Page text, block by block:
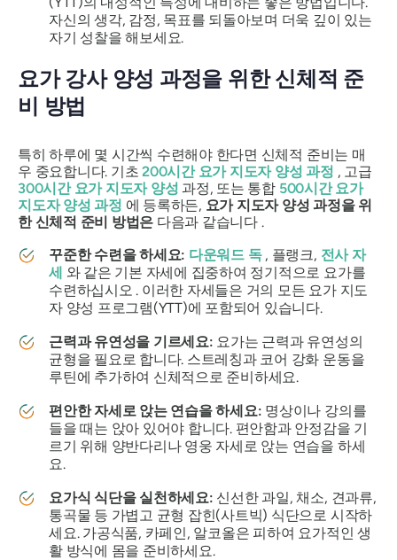
자신의 생각, 감정, 목표를 되돌아보며 더욱 깊이 있는
자기 성찰을 해보세요.
요가 강사 양성 과정을 위한 신체적 준
비 방법
특히 하루에 몇 시간씩 수련해야 한다면 신체적 준비는 매
우 중요합니다. 기초200시간 요가 지도자 양성 과정 , 고급
300시간 요가 지도자 양성 과정, 또는 통합 500시간 요가
지도자 양성 과정 에 등록하든, 요가 지도자 양성 과정을 위
한 신체적 준비 방법은 다음과 같습니다 .
꾸준한 수련을 하세요: 다운워드 독, 플랭크, 전사 자
세 와 같은 기본 자세에 집중하여 정기적으로 요가를
수련하십시오 . 이러한 자세들은 거의 모든 요가 지도
자 양성 프로그램(YTT)에 포함되어 있습니다.
근력과 유연성을 기르세요: 요가는 근력과 유연성의
균형을 필요로 합니다. 스트레칭과 코어 강화 운동을
루틴에 추가하여 신체적으로 준비하세요.
편안한 자세로 앉는 연습을 하세요: 명상이나 강의를
들을 때는 앉아 있어야 합니다. 편안함과 안정감을 기
르기 위해 양반다리나 영웅 자세로 앉는 연습을 하세
요.
요가식 식단을 실천하세요: 신선한 과일, 채소, 견과류,
통곡물 등 가볍고 균형 잡힌(사트빅) 식단으로 시작하
세요. 가공식품, 카페인, 알코올은 피하여 요가적인 생
활 방식에 몸을 준비하세요.